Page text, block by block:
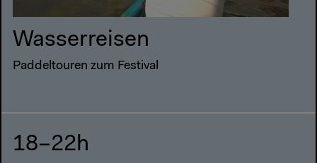
Wasserreisen
Paddeltouren zum Festival
18–22h